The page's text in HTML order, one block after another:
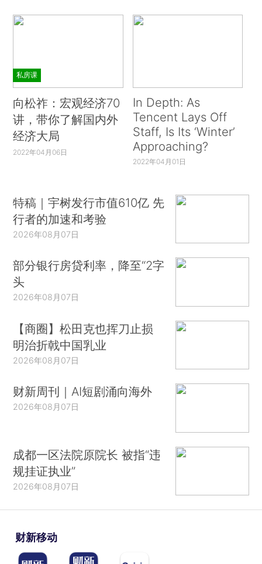
私房课
向松祚：宏观经济70
讲，带你了解国内外
经济大局
2022年04月06日
In Depth: As
Tencent Lays Off
Staff, Is Its ‘Winter’
Approaching?
2022年04月01日
特稿｜宇树发行市值610亿 先
行者的加速和考验
2026年08月07日
部分银行房贷利率，降至“2字
头
2026年08月07日
【商圈】松田克也挥刀止损
明治折戟中国乳业
2026年08月07日
财新周刊｜AI短剧涌向海外
2026年08月07日
成都一区法院原院长 被指“违
规挂证执业”
2026年08月07日
财新移动